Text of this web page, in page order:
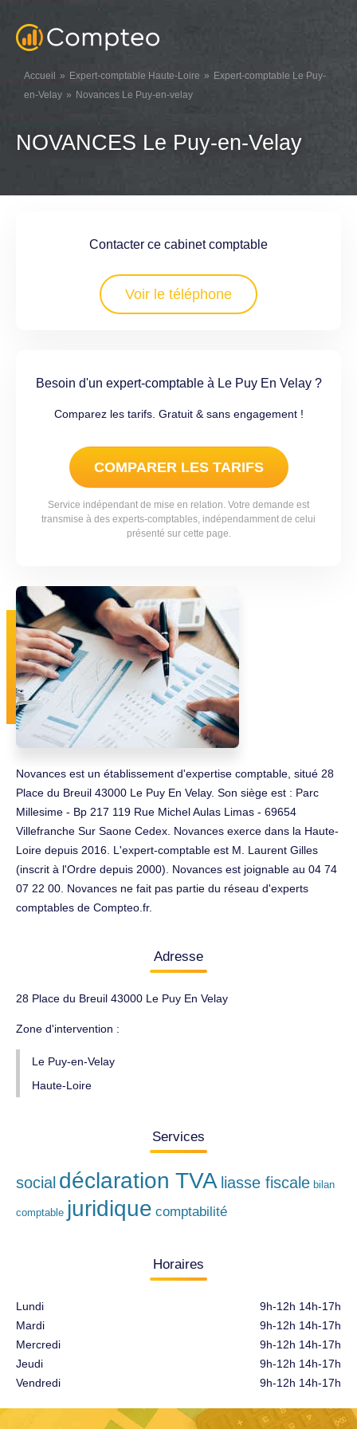
Accueil Expert-comptable Haute-Loire
Expert-comptable Le Puy-
en-Velay
Novances Le Puy-en-velay
NOVANCES Le Puy-en-Velay
Contacter ce cabinet comptable
Voir le téléphone
Besoin d'un expert-comptable à Le Puy En Velay ?
Comparez les tarifs. Gratuit & sans engagement !
COMPARER LES TARIFS
Service indépendant de mise en relation. Votre demande est
transmise à des experts-comptables, indépendamment de celui
présenté sur cette page.
Novances est un établissement d'expertise comptable, situé 28
Place du Breuil 43000 Le Puy En Velay. Son siège est : Parc
Millesime - Bp 217 119 Rue Michel Aulas Limas - 69654
Villefranche Sur Saone Cedex. Novances exerce dans la Haute-
Loire depuis 2016. L'expert-comptable est M. Laurent Gilles
(inscrit à l'Ordre depuis 2000). Novances est joignable au 04 74
07 22 00. Novances ne fait pas partie du réseau d'experts
comptables de Compteo.fr.
Adresse
28 Place du Breuil 43000 Le Puy En Velay
Zone d'intervention :
Le Puy-en-Velay
Haute-Loire
Services
social déclaration TVA liasse fiscale bilan
comptable juridique comptabilité
Horaires
Lundi
Mardi
Mercredi
Jeudi
Vendredi
9h-12h 14h-17h
9h-12h 14h-17h
9h-12h 14h-17h
9h-12h 14h-17h
9h-12h 14h-17h